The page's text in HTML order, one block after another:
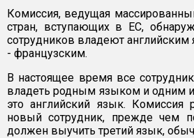
Комиссия, ведущая
стран, вступающих в ЕС,
сотрудников владеют английским
- французским.
В настоящее время все
владеть родным языком и одним
это английский язык.
новый сотрудник, прежде чем
должен выучить третий язык,